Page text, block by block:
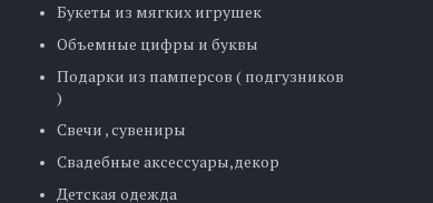
Букеты из мягких игрушек
Объемные цифры и буквы
Подарки из памперсов ( подгузников
)
Свечи , сувениры
Свадебные аксессуары,декор
Детская одежда